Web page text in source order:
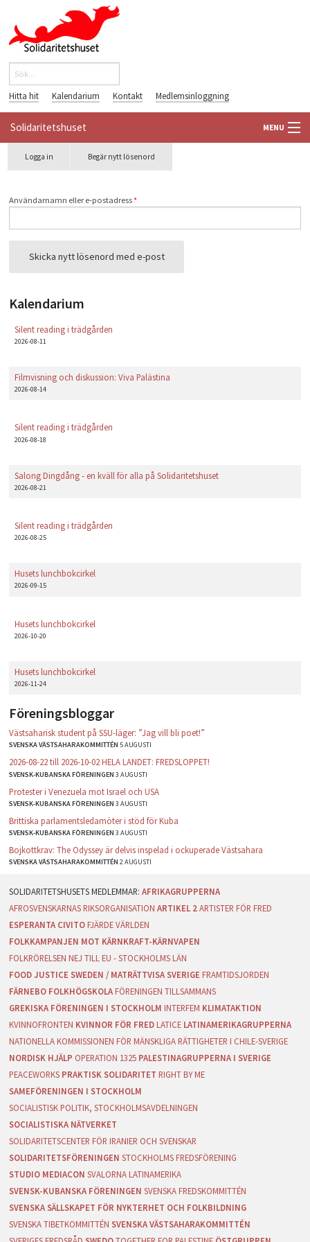
Hoppa till huvudinnehåll
Sökformulär
Hitta hit Kalendarium Kontakt Medlemsinloggning
Solidaritetshuset MENU
HEM
FÖRENINGAR
VÄRLDSBIBLIOTEKET
PLAY
Primära flikar
Logga in Begär nytt lösenord
Användarnamn eller e-postadress*
Skicka nytt lösenord med e-post
Kalendarium
Silent reading i trädgården
2026-08-11
Filmvisning och diskussion: Viva Palästina
2026-08-14
Silent reading i trädgården
2026-08-18
Salong Dingdång - en kväll för alla på Solidaritetshuset
2026-08-21
Silent reading i trädgården
2026-08-25
Husets lunchbokcirkel
2026-09-15
Husets lunchbokcirkel
2026-10-20
Husets lunchbokcirkel
2026-11-24
Föreningsbloggar
Västsaharisk student på SSU-läger: ”Jag vill bli poet!”
SVENSKA VÄSTSAHARAKOMMITTÉN5 AUGUSTI
2026-08-22 till 2026-10-02 HELA LANDET: FREDSLOPPET!
SVENSK-KUBANSKA FÖRENINGEN3 AUGUSTI
Protester i Venezuela mot Israel och USA
SVENSK-KUBANSKA FÖRENINGEN3 AUGUSTI
Brittiska parlamentsledamöter i stöd för Kuba
SVENSK-KUBANSKA FÖRENINGEN3 AUGUSTI
Bojkottkrav: The Odyssey är delvis inspelad i ockuperade Västsahara
SVENSKA VÄSTSAHARAKOMMITTÉN2 AUGUSTI
AFRIKAGRUPPERNA
AFROSVENSKARNAS RIKSORGANISATION ARTIKEL 2 ARTISTER FÖR FRED
ESPERANTA CIVITO FJÄRDE VÄRLDEN
FOLKKAMPANJEN MOT KÄRNKRAFT-KÄRNVAPEN
FOLKRÖRELSEN NEJ TILL EU - STOCKHOLMS LÄN
FOOD JUSTICE SWEDEN / MATRÄTTVISA SVERIGE FRAMTIDSJORDEN
FÄRNEBO FOLKHÖGSKOLA FÖRENINGEN TILLSAMMANS
GREKISKA FÖRENINGEN I STOCKHOLM INTERFEM KLIMATAKTION
KVINNOFRONTEN KVINNOR FÖR FRED LATICE LATINAMERIKAGRUPPERNA
NATIONELLA KOMMISSIONEN FÖR MÄNSKLIGA RÄTTIGHETER I CHILE-SVERIGE
NORDISK HJÄLP OPERATION 1325 PALESTINAGRUPPERNA I SVERIGE
PEACEWORKS PRAKTISK SOLIDARITET RIGHT BY ME
SAMEFÖRENINGEN I STOCKHOLM
SOCIALISTISK POLITIK, STOCKHOLMSAVDELNINGEN
SOCIALISTISKA NÄTVERKET
SOLIDARITETSCENTER FÖR IRANIER OCH SVENSKAR
SOLIDARITETSFÖRENINGEN STOCKHOLMS FREDSFÖRENING
STUDIO MEDIACON SVALORNA LATINAMERIKA
SVENSK-KUBANSKA FÖRENINGEN SVENSKA FREDSKOMMITTÉN
SVENSKA SÄLLSKAPET FÖR NYKTERHET OCH FOLKBILDNING
SVENSKA TIBETKOMMITTÉN SVENSKA VÄSTSAHARAKOMMITTÉN